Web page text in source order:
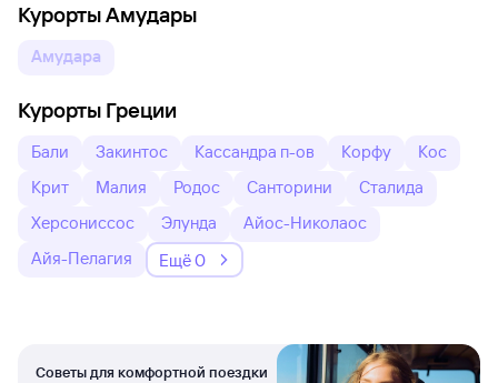
Курорты Амудары
Амудара
Курорты Греции
Бали Закинтос Кассандра п-ов Корфу
Кос
Крит
Малия Родос Санторини
Сталида
Херсониссос
Элунда
Айос-Николаос
Айя-Пелагия
Ещё 0
Советы для комфортной поездки